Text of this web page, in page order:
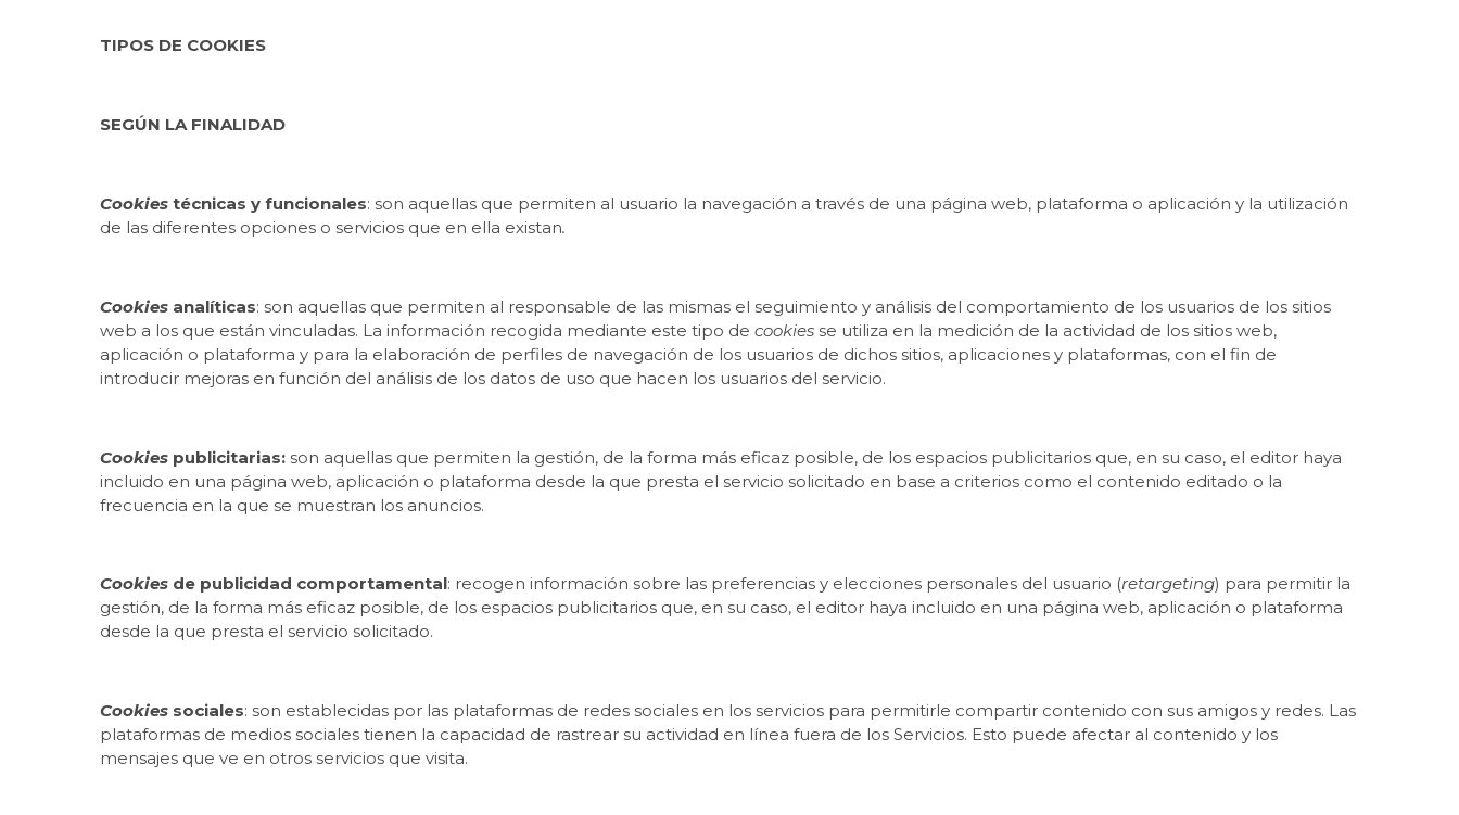
TIPOS DE COOKIES
SEGÚN LA FINALIDAD
Cookies técnicas y funcionales: son aquellas que permiten al usuario la navegación a través de una página web, plataforma o aplicación y la utilización
de las diferentes opciones o servicios que en ella existan.
Cookies analíticas: son aquellas que permiten al responsable de las mismas el seguimiento y análisis del comportamiento de los usuarios de los sitios
web a los que están vinculadas. La información recogida mediante este tipo de cookies se utiliza en la medición de la actividad de los sitios web,
aplicación o plataforma y para la elaboración de perfiles de navegación de los usuarios de dichos sitios, aplicaciones y plataformas, con el fin de
introducir mejoras en función del análisis de los datos de uso que hacen los usuarios del servicio.
Cookies publicitarias: son aquellas que permiten la gestión, de la forma más eficaz posible, de los espacios publicitarios que, en su caso, el editor haya
incluido en una página web, aplicación o plataforma desde la que presta el servicio solicitado en base a criterios como el contenido editado o la
frecuencia en la que se muestran los anuncios.
Cookies de publicidad comportamental: recogen información sobre las preferencias y elecciones personales del usuario (retargeting) para permitir la
gestión, de la forma más eficaz posible, de los espacios publicitarios que, en su caso, el editor haya incluido en una página web, aplicación o plataforma
desde la que presta el servicio solicitado.
Cookies sociales: son establecidas por las plataformas de redes sociales en los servicios para permitirle compartir contenido con sus amigos y redes. Las
plataformas de medios sociales tienen la capacidad de rastrear su actividad en línea fuera de los Servicios. Esto puede afectar al contenido y los
mensajes que ve en otros servicios que visita.